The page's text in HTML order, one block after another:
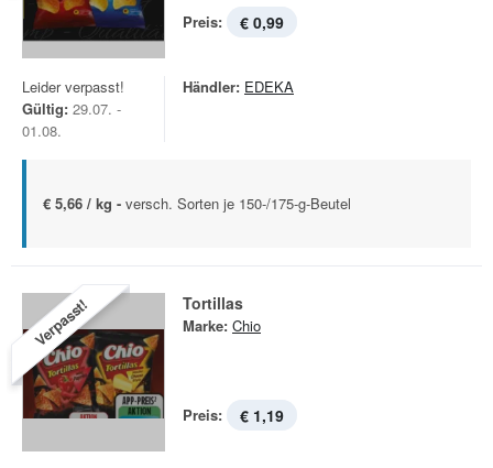
Preis: € 0,99
Leider verpasst!
Gültig: 29.07. -
01.08.
Händler: EDEKA
€ 5,66 / kg - versch. Sorten je 150-/175-g-Beutel
Verpasst! Tortillas
Marke: Chio
Preis: € 1,19